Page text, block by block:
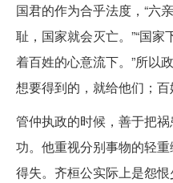
国君的作为合乎法度，“六
耻，国家就会灭亡。”“国
着百姓的心意流下。”所以
想要得到的，就给他们；百
管仲执政的时候，善于把
功。他重视分别事物的轻
得失。齐桓公实际上是怨